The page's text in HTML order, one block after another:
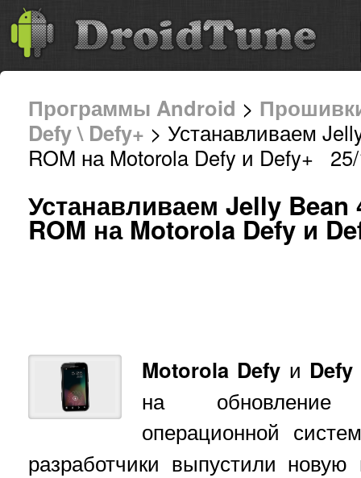
Программы Android >
Defy \ Defy+ > Устанавливаем
ROM на Motorola Defy и Defy+
Устанавливаем Jelly Bean
ROM на Motorola Defy и
Motorola Defy и
на обновление
операционной
разработчики выпустили